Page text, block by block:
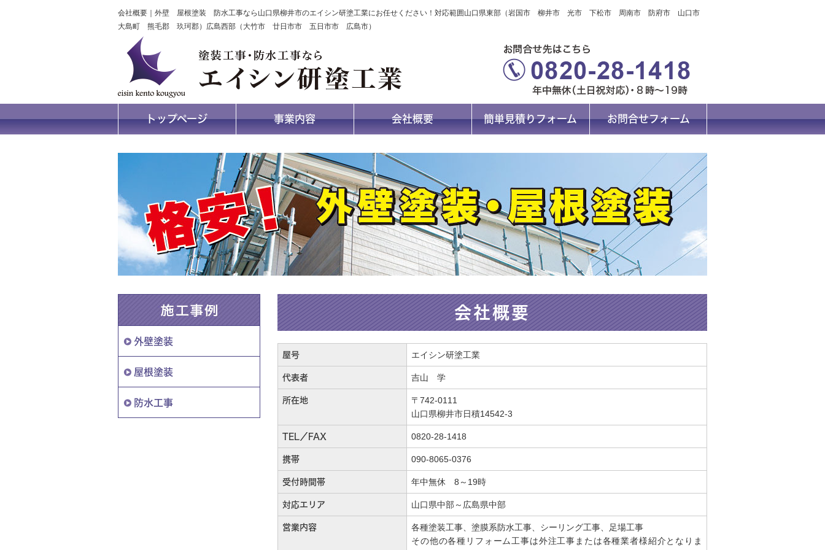
会社概要｜外壁 屋根塗装 防水工事なら山口県柳井市のエイシン研塗工業にお任せください！対応範囲山口県東部（岩国市 柳井市 光市 下松市 周南市 防府市 山口市
大島町 熊毛郡 玖珂郡）広島西部（大竹市 廿日市市 五日市市 広島市）
トップページ 事業内容 会社概要 簡単見積りフォーム お問合せフォーム
外壁塗装
屋根塗装
防水工事
会社概要
屋号 エイシン研塗工業
代表者 吉山 学
所在地
〒742-0111
山口県柳井市日積14542-3
TEL／FAX 0820-28-1418
携帯 090-8065-0376
受付時間帯 年中無休 8～19時
対応エリア 山口県中部～広島県中部
営業内容
各種塗装工事、塗膜系防水工事、シーリング工事、足場工事
その他の各種リフォーム工事は外注工事または各種業者様紹介となりま